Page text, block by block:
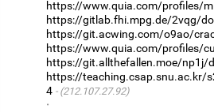
https://www.quia.com/profiles/
https://gitlab.fhi.mpg.de/2vqg/
https://git.acwing.com/o9ao/
https://www.quia.com/profiles/
https://git.allthefallen.moe/np1j/
https://teaching.csap.snu.ac.kr/
4
(212.107.27.92)
·